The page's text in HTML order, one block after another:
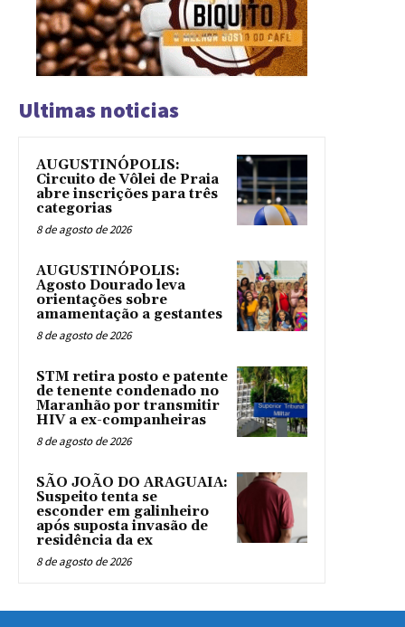
Ultimas noticias
AUGUSTINÓPOLIS:
Circuito de Vôlei de Praia
abre inscrições para três
categorias
8 de agosto de 2026
AUGUSTINÓPOLIS:
Agosto Dourado leva
orientações sobre
amamentação a gestantes
8 de agosto de 2026
STM retira posto e patente
de tenente condenado no
Maranhão por transmitir
HIV a ex-companheiras
8 de agosto de 2026
SÃO JOÃO DO ARAGUAIA:
Suspeito tenta se
esconder em galinheiro
após suposta invasão de
residência da ex
8 de agosto de 2026